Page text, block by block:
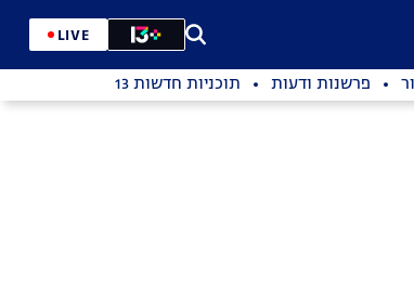
LIVE
פרשנות ודעות תוכניות חדשות 13